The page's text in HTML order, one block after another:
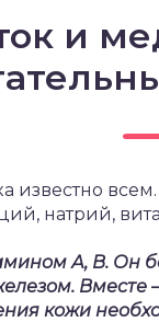
и
известно
натрий,
А, В. Он
Вместе
кожи